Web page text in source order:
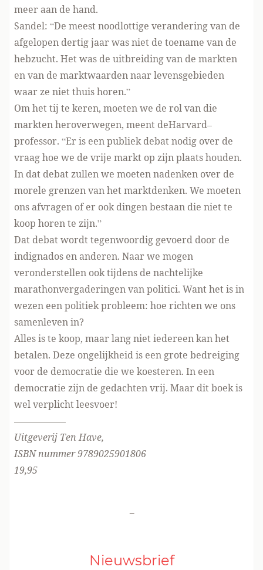
meer aan de hand.
Sandel: “De meest noodlottige verandering van de
afgelopen dertig jaar was niet de toename van de
hebzucht. Het was de uitbreiding van de markten
en van de marktwaarden naar levensgebieden
waar ze niet thuis horen.”
Om het tij te keren, moeten we de rol van die
markten heroverwegen, meent deHarvard–
professor. “Er is een publiek debat nodig over de
vraag hoe we de vrije markt op zijn plaats houden.
In dat debat zullen we moeten nadenken over de
morele grenzen van het marktdenken. We moeten
ons afvragen of er ook dingen bestaan die niet te
koop horen te zijn.”
Dat debat wordt tegenwoordig gevoerd door de
indignados en anderen. Naar we mogen
veronderstellen ook tijdens de nachtelijke
marathonvergaderingen van politici. Want het is in
wezen een politiek probleem: hoe richten we ons
samenleven in?
Alles is te koop, maar lang niet iedereen kan het
betalen. Deze ongelijkheid is een grote bedreiging
voor de democratie die we koesteren. In een
democratie zijn de gedachten vrij. Maar dit boek is
wel verplicht leesvoer!
—————–
Uitgeverij Ten Have,
ISBN nummer 9789025901806
19,95
-
Nieuwsbrief